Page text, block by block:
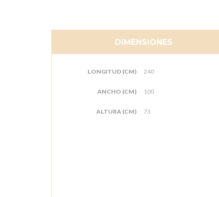
DIMENSIONES
LONGITUD (CM) 240
ANCHO (CM) 100
ALTURA (CM) 73